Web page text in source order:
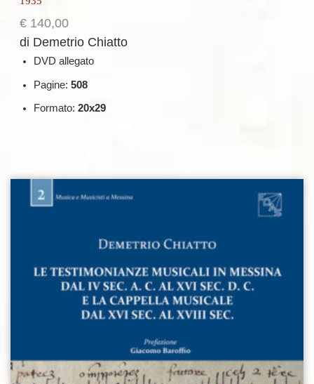
€ 140,00
di Demetrio Chiatto
DVD allegato
Pagine: 508
Formato: 20x29